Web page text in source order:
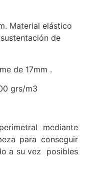
Material elástico
de
de 17mm .
grs/m3
mediante
para conseguir
a su vez posibles